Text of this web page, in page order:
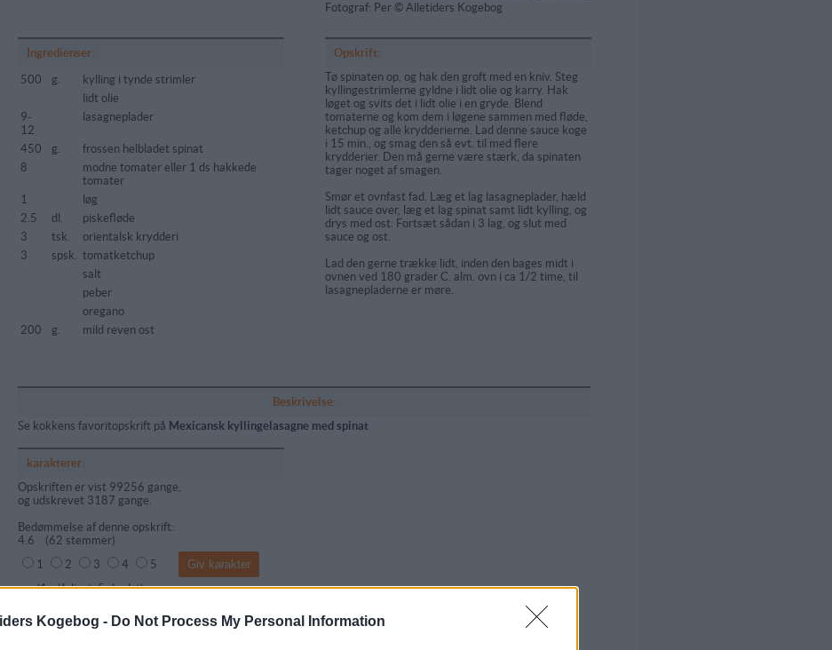
Kogebog - Do Not Process My Personal Information
Fotograf: Per © Alletiders Kogebog
Ingredienser:
500
g.
kylling i tynde strimler
lidt olie
9-
12
lasagneplader
450 g.
frossen helbladet spinat
8
modne tomater eller 1 ds hakkede
tomater
1
løg
2.5
dl.
piskefløde
3
tsk.
orientalsk krydderi
3
spsk. tomatketchup
salt
peber
oregano
200
g. mild reven ost
Opskrift:
Tø spinaten op, og hak den groft med en kniv. Steg
kyllingestrimlerne gyldne i lidt olie og karry. Hak
løget og svits det i lidt olie i en gryde. Blend
tomaterne og kom dem i løgene sammen med fløde,
ketchup og alle krydderierne. Lad denne sauce koge
i 15 min., og smag den så evt. til med flere
krydderier. Den må gerne være stærk, da spinaten
tager noget af smagen.
Smør et ovnfast fad. Læg et lag lasagneplader, hæld
lidt sauce over, læg et lag spinat samt lidt kylling, og
drys med ost. Fortsæt sådan i 3 lag, og slut med
sauce og ost.
Lad den gerne trække lidt, inden den bages midt i
ovnen ved 180 grader C. alm. ovn i ca 1/2 time, til
lasagnepladerne er møre.
Beskrivelse:
Se kokkens favoritopskrift på Mexicansk kyllingelasagne med spinat
karakterer:
Opskriften er vist 99256 gange,
og udskrevet 3187 gange.
Bedømmelse af denne opskrift:
4.6 (62 stemmer)
1
2 3 4
5
(1=dårligst, 5=bedst)